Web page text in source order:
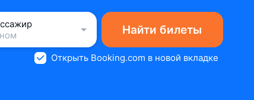
Найти билеты
Открыть Booking.com в новой вкладке